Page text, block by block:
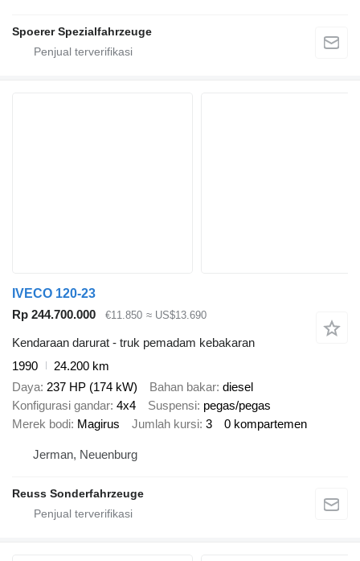
Spoerer Spezialfahrzeuge
IVECO 120-23
Rp 244.700.000
€11.850 ≈ US$13.690
Kendaraan darurat - truk pemadam kebakaran
1990
24.200 km
Daya 237 HP (174 kW) Bahan bakar diesel
Konfigurasi gandar 4x4 Suspensi pegas/pegas
Merek bodi Magirus Jumlah kursi 3 0 kompartemen
Jerman, Neuenburg
Reuss Sonderfahrzeuge